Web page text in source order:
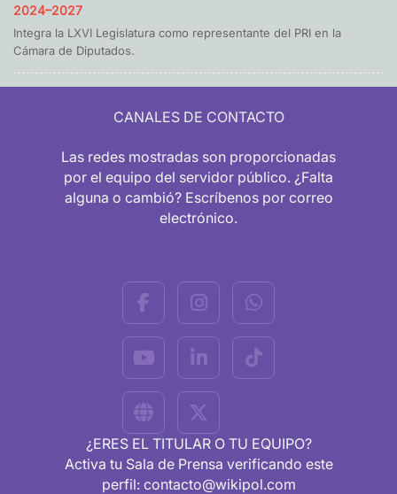
2024–2027
Integra la LXVI Legislatura como representante del PRI en la
Cámara de Diputados.
CANALES DE CONTACTO
Las redes mostradas son proporcionadas
por el equipo del servidor público. ¿Falta
alguna o cambió? Escríbenos por correo
electrónico.
¿ERES EL TITULAR O TU EQUIPO?
Activa tu Sala de Prensa verificando este
perfil: contacto@wikipol.com